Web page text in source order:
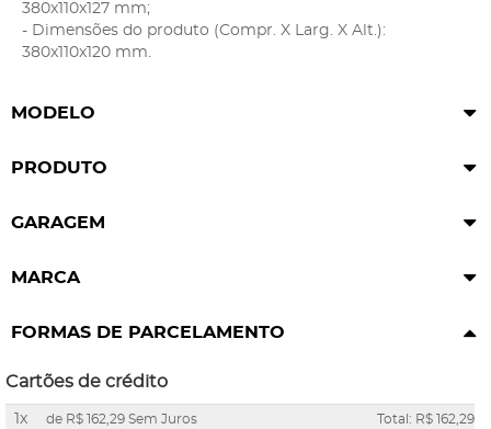
380x110x127 mm;
- Dimensões do produto (Compr. X Larg. X Alt.):
380x110x120 mm.
MODELO
PRODUTO
GARAGEM
MARCA
FORMAS DE PARCELAMENTO
Cartões de crédito
1x de R$ 162,29 Sem Juros Total: R$ 162,29